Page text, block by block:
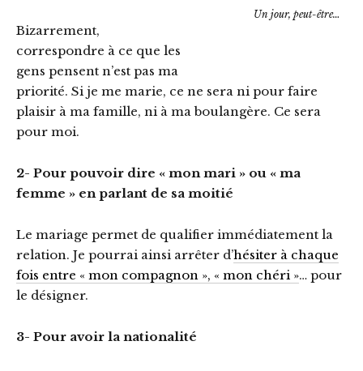
Un jour, peut-être…
Bizarrement,
correspondre à ce que les
gens pensent n’est pas ma
priorité. Si je me marie, ce ne sera ni pour faire
plaisir à ma famille, ni à ma boulangère. Ce sera
pour moi.
2- Pour pouvoir dire « mon mari » ou « ma
femme » en parlant de sa moitié
Le mariage permet de qualifier immédiatement la
relation. Je pourrai ainsi arrêter d’hésiter à chaque
fois entre « mon compagnon », « mon chéri »… pour
le désigner.
3- Pour avoir la nationalité